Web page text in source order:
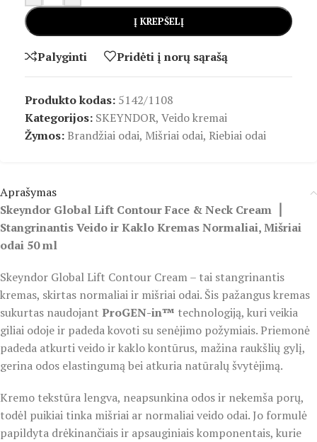
Į KREPŠELĮ
Palyginti Pridėti į norų sąrašą
Produkto kodas: 5142/1108
Kategorijos: SKEYNDOR, Veido kremai
Žymos: Brandžiai odai, Mišriai odai, Riebiai odai
Aprašymas
Skeyndor Global Lift Contour Face & Neck Cream ⎮
Stangrinantis Veido ir Kaklo Kremas Normaliai, Mišriai
odai 50 ml
Skeyndor Global Lift Contour Cream – tai stangrinantis
kremas, skirtas normaliai ir mišriai odai. Šis pažangus kremas
sukurtas naudojant ProGEN-in™ technologiją, kuri veikia
giliai odoje ir padeda kovoti su senėjimo požymiais. Priemonė
padeda atkurti veido ir kaklo kontūrus, mažina raukšlių gylį,
gerina odos elastingumą bei atkuria natūralų švytėjimą.
Kremo tekstūra lengva, neapsunkina odos ir nekemša porų,
todėl puikiai tinka mišriai ar normaliai veido odai. Jo formulė
papildyta drėkinančiais ir apsauginiais komponentais, kurie